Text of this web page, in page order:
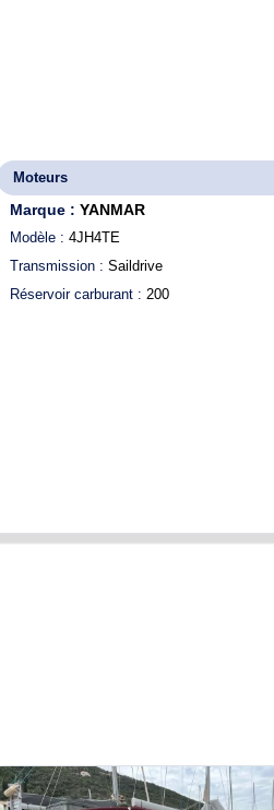
Moteurs
Marque : YANMAR
Modèle : 4JH4TE
Transmission : Saildrive
Réservoir carburant : 200